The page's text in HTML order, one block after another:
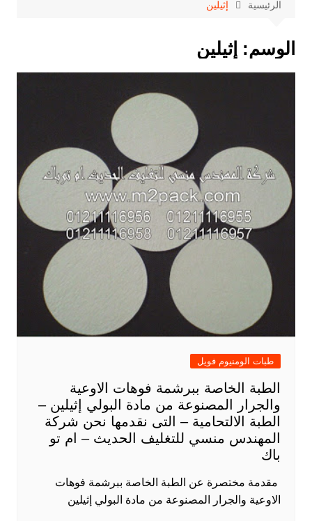
الرئيسية إثيلين
الوسم: إثيلين
طبات الومنيوم فويل
الطبة الخاصة ببرشمة فوهات الاوعية
والجرار المصنوعة من مادة البولي إثيلين –
الطبة الالتحامية – التى نقدمها نحن شركة
المهندس منسي للتغليف الحديث – ام تو
باك
​ مقدمة مختصرة عن الطبة الخاصة ببرشمة فوهات
الاوعية والجرار المصنوعة من مادة البولي إثيلين